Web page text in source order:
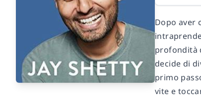
Dopo aver
profondità
decide di
primo
vite e